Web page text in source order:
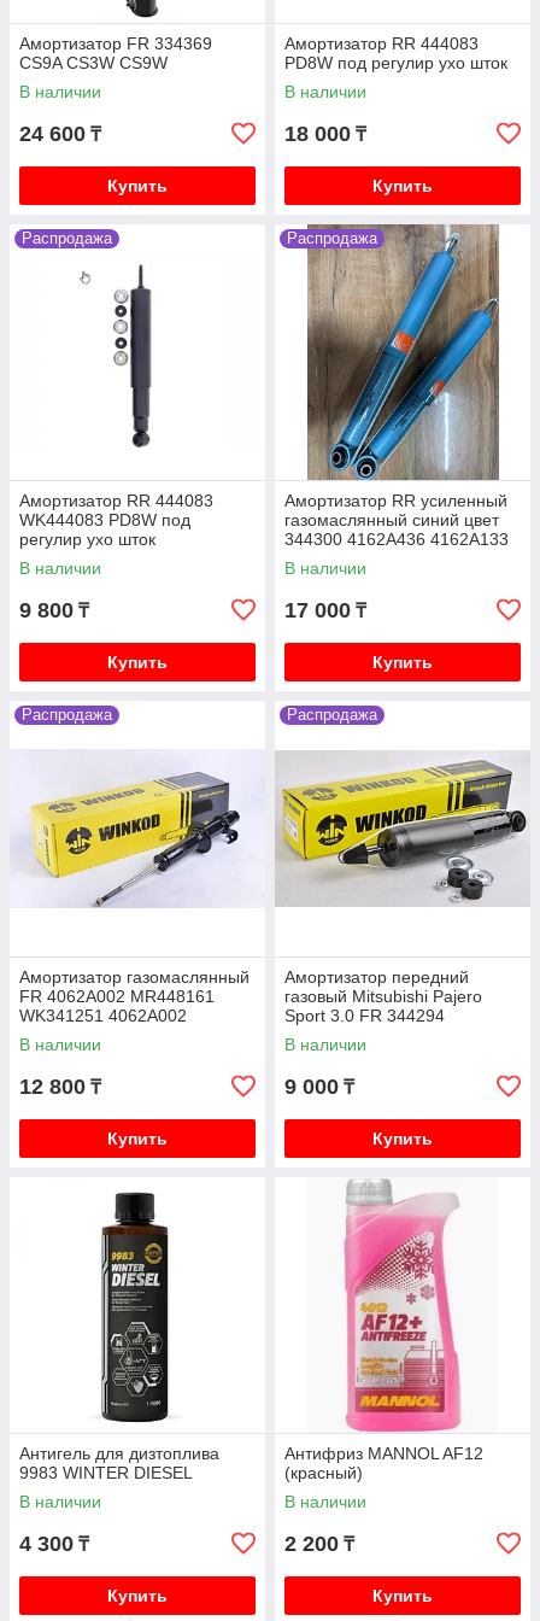
V88W V98W
Mitsubishi Delica (кирпич, квадратная) 1991-1997
V2.5 4D56 дизель P25W P35W
Mitsubishi Delica (булка) 1996-2003 V2.4 4G64
бензин PF4W PD4W
бензин PF6W PD6W
Mitsubishi Delica (булка) 1996-2003 V2.8 4M40
дизель PE8W PD8W
Mitsubishi Outlander 1 2003-2006 2.4 4G64
(Mivec) бензин CU4W CU5W
Mitsubishi Outlander 2 XL 2005-2012 2.0 4B11,
2.4 4B12, 3.0 6B31 бензин CW4W CW5W CW6W
Mitsubishi Outlander 3 2006-2011 2.0 4B11, 2.4
4B12, 3.0 6B31 бензин GF2W GF3W
Mitsubishi L200 2 поколение 1996-2007 2.5
4D56T K74T
Mitsubishi L200 2005-2018 2.5 4D56 дизель KB4T
Mitsubishi ASX 2010- 1.6 4A92 бензин GA1W, 2.0
4B11 4J11 бензин GA2W
Mitsubishi Lancer X (10) 2007-2017 1.8 4B10
Mitsubishi Pajero iO 1996-2003 1.8 4G93 бензин,
2.0 4G94 бензин, H66W H76W
Mitsubishi Pajero Junior 1996-2003 1.1 4A31
бензин E33A
Mitsubishi Galant седан VII 1992-1998 1.8 4G93
бензин E52A, 2.0 4G63 бензин E55A
Амортизатор FR 334369
CS9A CS3W CS9W
В наличии
24 600 ₸
Купить
Амортизатор RR 444083
PD8W под регулир ухо шток
В наличии
18 000 ₸
Купить
Распродажа
Амортизатор RR 444083
WK444083 PD8W под
регулир ухо шток
В наличии
9 800 ₸
Купить
Распродажа
Амортизатор RR усиленный
газомаслянный синий цвет
344300 4162A436 4162A133
SRR344300
В наличии
17 000 ₸
Купить
Распродажа
Амортизатор газомаслянный
FR 4062A002 MR448161
WK341251 4062A002
4062A024 341251 4062A0
В наличии
12 800 ₸
Купить
Распродажа
Амортизатор передний
газовый Mitsubishi Pajero
Sport 3.0 FR 344294
W344294SA
В наличии
9 000 ₸
Купить
Антигель для дизтоплива
9983 WINTER DIESEL
В наличии
4 300 ₸
Купить
Антифриз MANNOL AF12
(красный)
В наличии
2 200 ₸
Купить